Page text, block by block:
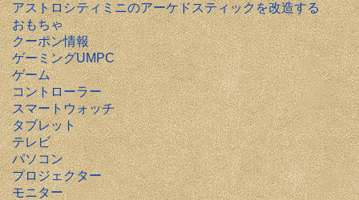
アストロシティミニのアーケドスティックを改造する
おもちゃ
クーポン情報
ゲーミングUMPC
ゲーム
コントローラー
スマートウォッチ
タブレット
テレビ
パソコン
プロジェクター
モニター